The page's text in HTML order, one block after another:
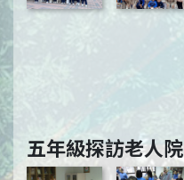
五年級探訪老人院